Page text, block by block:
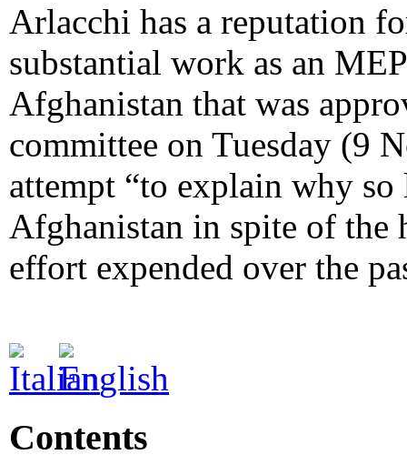
Arlacchi has a reputation
substantial work as an
Afghanistan that was
committee on Tuesday (9
attempt “to explain why
Afghanistan in spite of the
effort expended over the
Contents